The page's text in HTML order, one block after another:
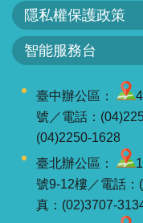
網
站
覽
首
隱私權保護政策
智能服務台
臺中辦公區：
號／電話：
(04)2250-1628
臺北辦公區：
號9-12樓／電話
真：(02)3707-